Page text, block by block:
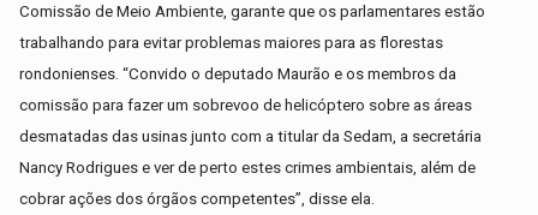
Comissão de Meio Ambiente, garante que os parlamentares estão
trabalhando para evitar problemas maiores para as florestas
rondonienses. “Convido o deputado Maurão e os membros da
comissão para fazer um sobrevoo de helicóptero sobre as áreas
desmatadas das usinas junto com a titular da Sedam, a secretária
Nancy Rodrigues e ver de perto estes crimes ambientais, além de
cobrar ações dos órgãos competentes”, disse ela.